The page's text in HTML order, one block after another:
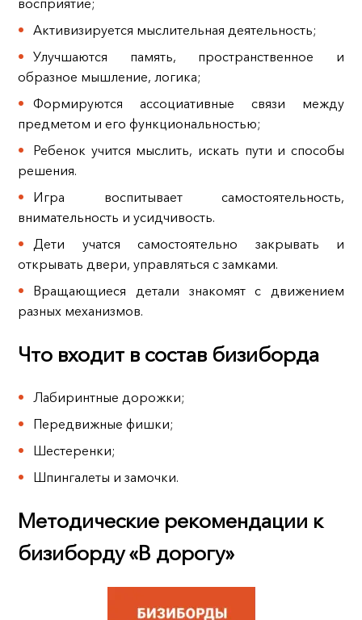
Активизируется мыслительная деятельность;
Улучшаются память, пространственное и
образное мышление, логика;
Формируются ассоциативные связи между
предметом и его функциональностью;
Ребенок учится мыслить, искать пути и способы
решения.
Игра воспитывает самостоятельность,
внимательность и усидчивость.
Дети учатся самостоятельно закрывать и
открывать двери, управляться с замками.
Вращающиеся детали знакомят с движением
разных механизмов.
Что входит в состав бизиборда
Лабиринтные дорожки;
Передвижные фишки;
Шестеренки;
Шпингалеты и замочки.
Методические рекомендации к
бизиборду «В дорогу»